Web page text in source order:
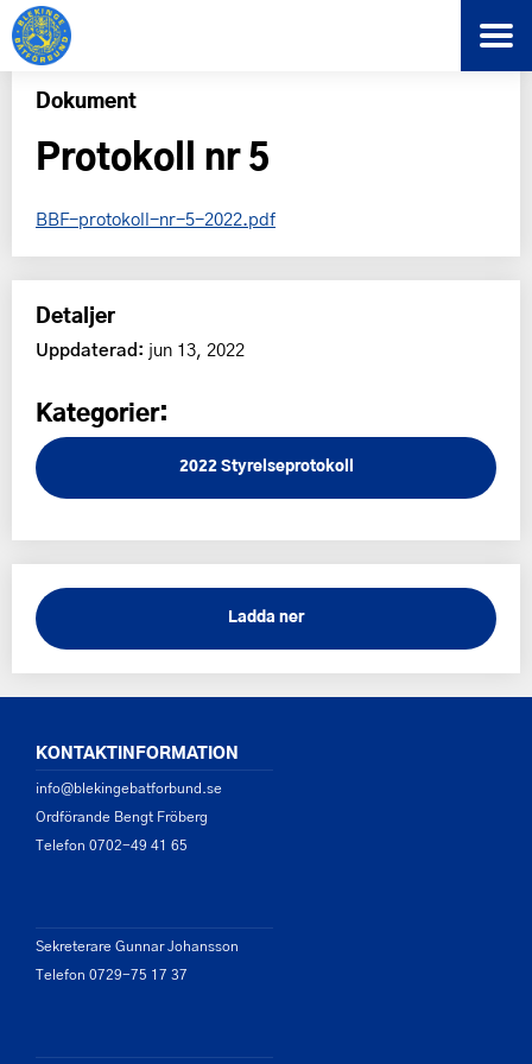
Dokument
Protokoll nr 5
BBF-protokoll-nr-5-2022.pdf
Detaljer
Uppdaterad: jun 13, 2022
Kategorier:
2022 Styrelseprotokoll
Ladda ner
KONTAKTINFORMATION
info@blekingebatforbund.se
Ordförande Bengt Fröberg
Telefon 0702-49 41 65
Sekreterare Gunnar Johansson
Telefon 0729-75 17 37